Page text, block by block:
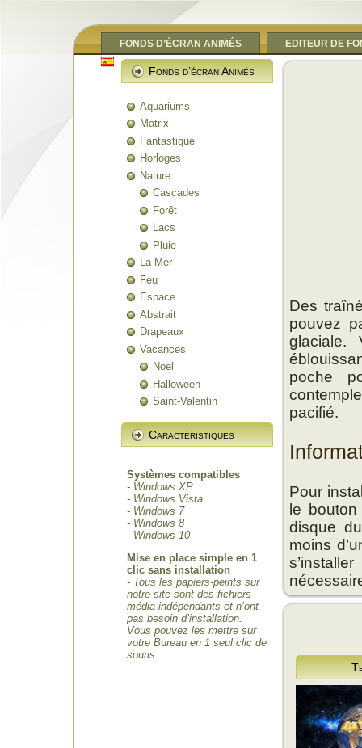
FONDS D’ÉCRAN ANIMÉS EDITEUR DE
Fonds d’écran Animés
Aquariums
Matrix
Fantastique
Horloges
Nature
Cascades
Forêt
Lacs
Pluie
La Mer
Feu
Espace
Abstrait
Drapeaux
Vacances
Noël
Halloween
Saint-Valentin
Caractéristiques
Systèmes compatibles
- Windows XP
- Windows Vista
- Windows 7
- Windows 8
- Windows 10
Mise en place simple en 1
clic sans installation
- Tous les papiers-peints sur
notre site sont des fichiers
média indépendants et n’ont
pas besoin d’installation.
Vous pouvez les mettre sur
votre Bureau en 1 seul clic de
souris.
Des
pouvez
glaciale.
poche
pacifié.
Pour
le
disque
moins